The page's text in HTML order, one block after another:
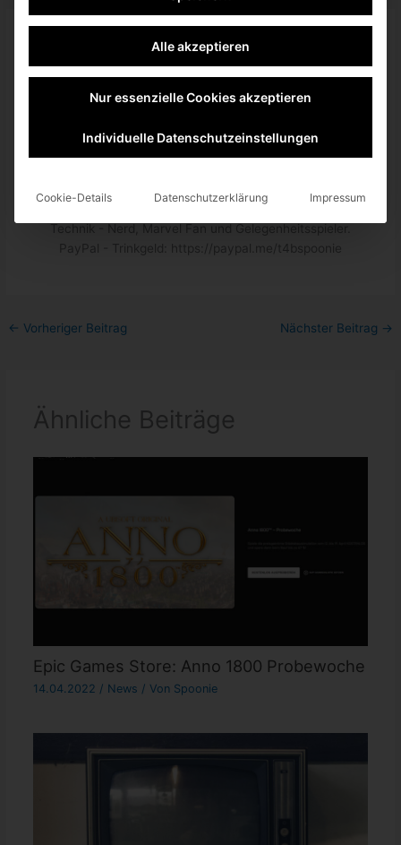
Gründer von tech4blog.de, sowie begeisterungsfähiger
PayPal - Trinkgeld: https://paypal.me/t4bspoonie
← Vorheriger Beitrag Nächster Beitrag →
Ähnliche Beiträge
Epic Games Store: Anno 1800 Probewoche
14.04.2022 / News / Von Spoonie
Alle akzeptieren
Nur essenzielle Cookies akzeptieren
Individuelle Datenschutzeinstellungen
Cookie-Details Datenschutzerklärung Impressum